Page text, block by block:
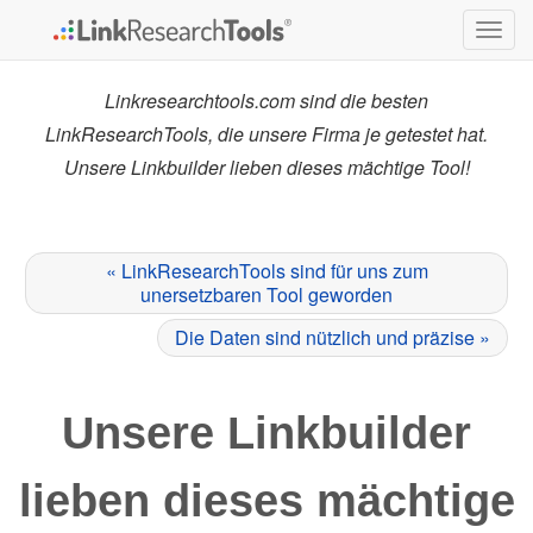
Linkresearchtools.com sind die besten
LinkResearchTools, die unsere Firma je getestet hat.
Unsere Linkbuilder lieben dieses mächtige Tool!
« LinkResearchTools sind für uns zum
unersetzbaren Tool geworden
Die Daten sind nützlich und präzise »
Unsere Linkbuilder
lieben dieses mächtige